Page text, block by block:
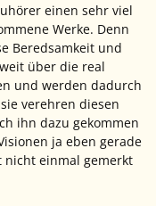
einen sehr viel
Werke. Denn
Beredsamkeit und
über die real
und werden dadurch
verehren diesen
ihn dazu gekommen
ja eben gerade
nicht einmal gemerkt